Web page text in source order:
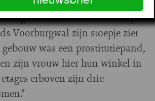
Wagenhuis van Cacao and Spice
Voorburgwal zijn stoepje ziet
gebouw was een prostitutiepand,
zijn vrouw hier hun winkel in
erboven zijn drie